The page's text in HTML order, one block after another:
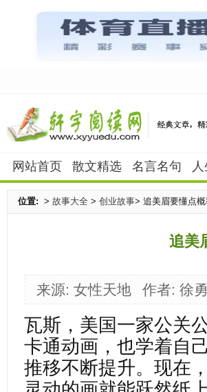
网站首页 散文精选 名言名句
位置: > 故事大全 > 创业故事> 追美眉要懂点
追美
来源: 女性天地 作者: 徐勇
瓦斯，美国一家公关
卡通动画，也学着自
推移不断提升。现在